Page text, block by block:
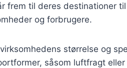
frem til deres destinationer
og forbrugere.
størrelse og
såsom luftfragt